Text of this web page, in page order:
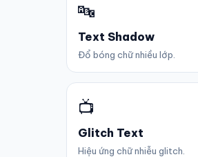
🔤
Text Shadow
Đổ bóng chữ nhiều lớp.
📺
Glitch Text
Hiệu ứng chữ nhiễu glitch.